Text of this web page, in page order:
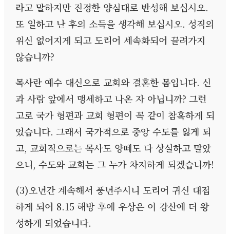
라고 말하지만 진정한 양심대로 반성해 보십시오.
또 일하고 난 후의 소득을 생각해 보십시오. 성직의
위신 없어지게 되고 도리어 세속화되어 끌려가지
않습니까?
목사란 예수 대신으로 교회와 결혼한 몸입니다. 신
과 사람 앞에서 맹세하고 나온 자 아닙니까? 그런
고로 국가 형편과 교회 형편이 꼭 같이 참혹하게 되
었습니다. 그래서 국가적으로 중앙 수도를 잃게 되
고, 교회적으로는 목사도 양떼도 다 상실하고 말았
으니, 수도와 교회는 그 누가 차지하게 되겠습니까!
(3)오년간 계속해서 풍년주시니 도리어 귀신 대접
하게 되어 8.15 해방 후에 우상은 이 강산에 더 왕
성하게 되었습니다.